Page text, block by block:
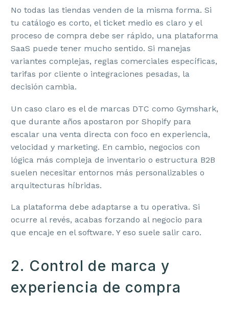
No todas las tiendas venden de la misma forma. Si
tu catálogo es corto, el ticket medio es claro y el
proceso de compra debe ser rápido, una plataforma
SaaS puede tener mucho sentido. Si manejas
variantes complejas, reglas comerciales específicas,
tarifas por cliente o integraciones pesadas, la
decisión cambia.
Un caso claro es el de marcas DTC como Gymshark,
que durante años apostaron por Shopify para
escalar una venta directa con foco en experiencia,
velocidad y marketing. En cambio, negocios con
lógica más compleja de inventario o estructura B2B
suelen necesitar entornos más personalizables o
arquitecturas híbridas.
La plataforma debe adaptarse a tu operativa. Si
ocurre al revés, acabas forzando al negocio para
que encaje en el software. Y eso suele salir caro.
2. Control de marca y
experiencia de compra